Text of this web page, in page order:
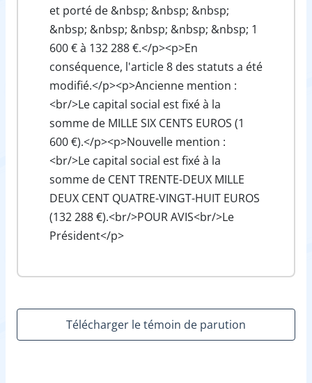
et porté de &nbsp; &nbsp; &nbsp;
&nbsp; &nbsp; &nbsp; &nbsp; &nbsp; 1
600 € à 132 288 €.</p><p>En
conséquence, l'article 8 des statuts a été
modifié.</p><p>Ancienne mention :
<br/>Le capital social est fixé à la
somme de MILLE SIX CENTS EUROS (1
600 €).</p><p>Nouvelle mention :
<br/>Le capital social est fixé à la
somme de CENT TRENTE-DEUX MILLE
DEUX CENT QUATRE-VINGT-HUIT EUROS
(132 288 €).<br/>POUR AVIS<br/>Le
Président</p>
Télécharger le témoin de parution